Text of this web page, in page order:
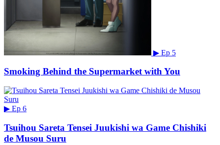
▶ Ep 5
Smoking Behind the Supermarket with You
▶ Ep 6
Tsuihou Sareta Tensei Juukishi wa Game Chishiki
de Musou Suru